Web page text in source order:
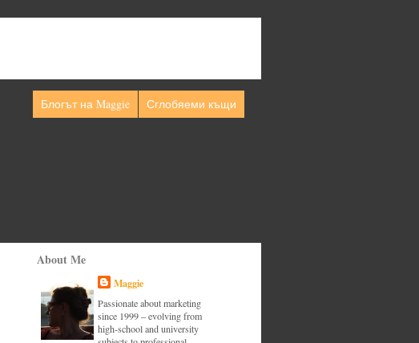
Блогът на Maggie Сглобяеми къщи
About Me
Maggie
Passionate about marketing
since 1999 – evolving from
high-school and university